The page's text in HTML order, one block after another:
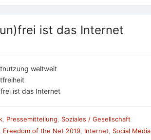
ist das Internet
weltweit
ist das Internet
, Pressemitteilung, Soziales / Gesellschaft
Freedom of the Net 2019 Internet Social Media